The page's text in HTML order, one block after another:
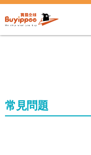
常見問題